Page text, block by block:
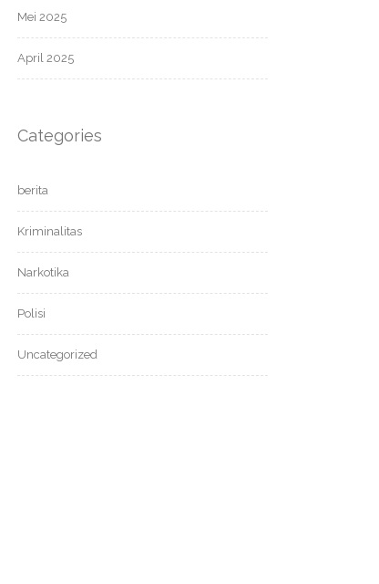
Mei 2025
April 2025
Categories
berita
Kriminalitas
Narkotika
Polisi
Uncategorized